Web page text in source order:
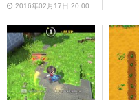
2016年02月17日 20:00